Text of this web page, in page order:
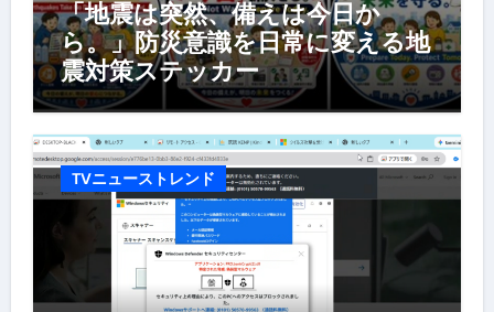
「地震は突然、備えは今日か
ら。」防災意識を日常に変える地
震対策ステッカー
TVニューストレンド